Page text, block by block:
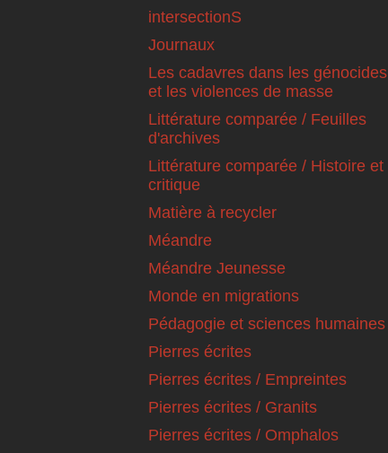
intersectionS
Journaux
Les cadavres dans les génocides
et les violences de masse
Littérature comparée / Feuilles
d'archives
Littérature comparée / Histoire et
critique
Matière à recycler
Méandre
Méandre Jeunesse
Monde en migrations
Pédagogie et sciences humaines
Pierres écrites
Pierres écrites / Empreintes
Pierres écrites / Granits
Pierres écrites / Omphalos